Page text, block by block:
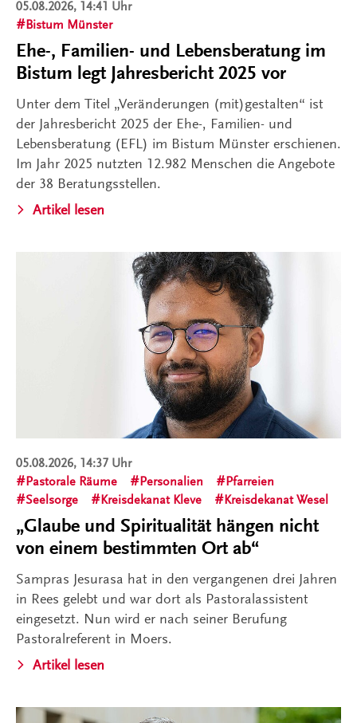
05.08.2026, 14:41 Uhr
Bistum Münster
Ehe-, Familien- und Lebensberatung im
Bistum legt Jahresbericht 2025 vor
Unter dem Titel „Veränderungen (mit)gestalten“ ist
der Jahresbericht 2025 der Ehe-, Familien- und
Lebensberatung (EFL) im Bistum Münster erschienen.
Im Jahr 2025 nutzten 12.982 Menschen die Angebote
der 38 Beratungsstellen.
Artikel lesen
05.08.2026, 14:37 Uhr
Pastorale Räume
Personalien
Pfarreien
Seelsorge
Kreisdekanat Kleve Kreisdekanat Wesel
„Glaube und Spiritualität hängen nicht
von einem bestimmten Ort ab“
Sampras Jesurasa hat in den vergangenen drei Jahren
in Rees gelebt und war dort als Pastoralassistent
eingesetzt. Nun wird er nach seiner Berufung
Pastoralreferent in Moers.
Artikel lesen